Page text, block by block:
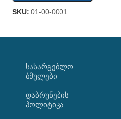
SKU: 01-00-0001
ᲡᲐᲡᲐᲠᲒᲔᲑᲚᲝ
ᲑᲛᲣᲚᲔᲑᲘ
დაბრუნების
პოლიტიკა